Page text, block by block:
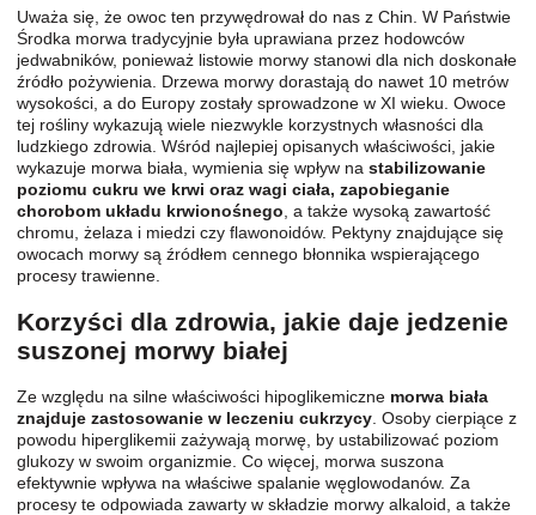
Uważa się, że owoc ten przywędrował do nas z Chin. W Państwie
Środka morwa tradycyjnie była uprawiana przez hodowców
jedwabników, ponieważ listowie morwy stanowi dla nich doskonałe
źródło pożywienia. Drzewa morwy dorastają do nawet 10 metrów
wysokości, a do Europy zostały sprowadzone w XI wieku. Owoce
tej rośliny wykazują wiele niezwykle korzystnych własności dla
ludzkiego zdrowia. Wśród najlepiej opisanych właściwości, jakie
wykazuje morwa biała, wymienia się wpływ na stabilizowanie
poziomu cukru we krwi oraz wagi ciała, zapobieganie
chorobom układu krwionośnego , a także wysoką zawartość
chromu, żelaza i miedzi czy flawonoidów. Pektyny znajdujące się
owocach morwy są źródłem cennego błonnika wspierającego
procesy trawienne.
Korzyści dla zdrowia, jakie daje jedzenie
suszonej morwy białej
Ze względu na silne właściwości hipoglikemiczne morwa biała
znajduje zastosowanie w leczeniu cukrzycy . Osoby cierpiące z
powodu hiperglikemii zażywają morwę, by ustabilizować poziom
glukozy w swoim organizmie. Co więcej, morwa suszona
efektywnie wpływa na właściwe spalanie węglowodanów. Za
procesy te odpowiada zawarty w składzie morwy alkaloid, a także